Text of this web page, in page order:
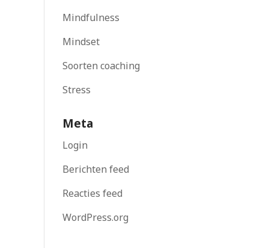
Mindfulness
Mindset
Soorten coaching
Stress
Meta
Login
Berichten feed
Reacties feed
WordPress.org